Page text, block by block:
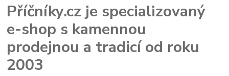
Příčníky.cz je specializovaný
e-shop s kamennou
prodejnou a tradicí od roku
2003